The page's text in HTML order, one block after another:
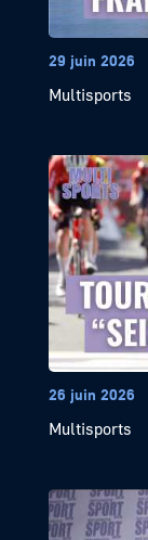
29 juin 2026
Multisports
26 juin 2026
Multisports